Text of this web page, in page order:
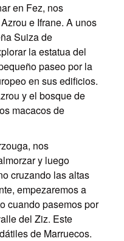
en Fez, nos
e Ifrane. A unos
Suiza de
la estatua del
paseo por la
en sus edificios.
y el bosque de
macacos de
nos
y luego
cruzando las altas
empezaremos a
cuando pasemos por
del Ziz. Este
de Marruecos.